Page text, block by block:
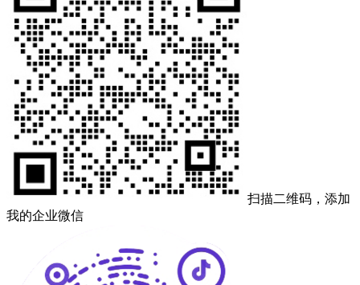
扫描二维码，添加
我的企业微信